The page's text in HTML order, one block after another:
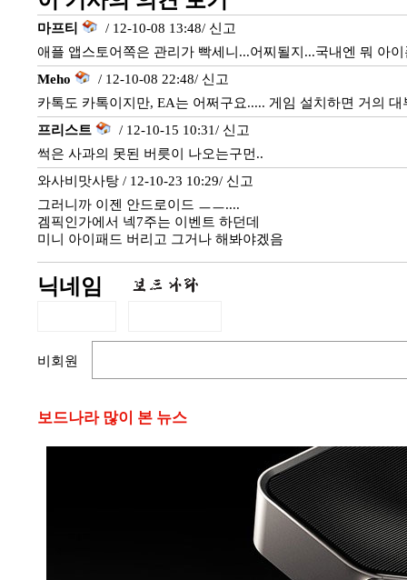
마프티 / 12-10-08 13:48/ 신고
애플 앱스토어쪽은 관리가 빡세니...어찌될지...국내엔 뭐 아
Meho
/ 12-10-08 22:48/ 신고
카톡도 카톡이지만, EA는 어쩌구요..... 게임 설치하면 거의
프리스트
/ 12-10-15 10:31/ 신고
썩은 사과의 못된 버릇이 나오는구먼..
와사비맛사탕 / 12-10-23 10:29/ 신고
그러니까 이젠 안드로이드 ㅡㅡ....
겜픽인가에서 넥7주는 이벤트 하던데
미니 아이패드 버리고 그거나 해봐야겠음
닉네임
비회원
보드나라 많이 본 뉴스